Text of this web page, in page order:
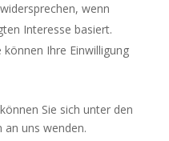
wenn
Interesse basiert.
können Ihre Einwilligung
Sie sich unter den
uns wenden.